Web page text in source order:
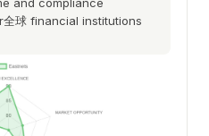
球 financial institutions